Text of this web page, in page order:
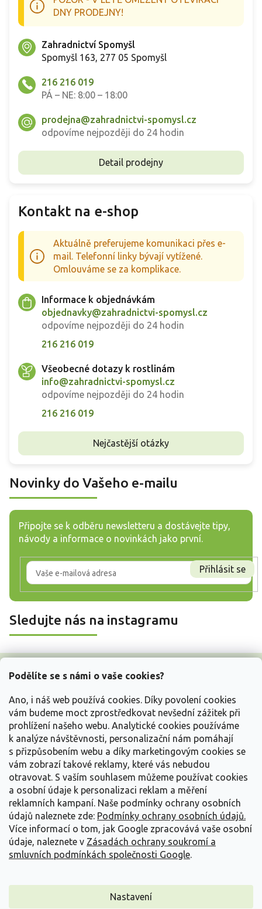
Podělíte se s námi o vaše cookies?
Ano, i náš web používá cookies. Díky povolení cookies
vám budeme moct zprostředkovat nevšední zážitek při
prohlížení našeho webu. Analytické cookies používáme
k analýze návštěvnosti, personalizační nám pomáhají
s přizpůsobením webu a díky marketingovým cookies se
vám zobrazí takové reklamy, které vás nebudou
otravovat. S vaším souhlasem můžeme používat cookies
a osobní údaje k personalizaci reklam a měření
reklamních kampaní. Naše podmínky ochrany osobních
údajů naleznete zde: Podmínky ochrany osobních údajů.
Více informací o tom, jak Google zpracovává vaše osobní
údaje, naleznete v Zásadách ochrany soukromí a
smluvních podmínkách společnosti Google.
Nastavení
DNY PRODEJNY!
Zahradnictví Spomyšl
Spomyšl 163, 277 05 Spomyšl
216 216 019
PÁ – NE: 8:00 – 18:00
prodejna@zahradnictvi-spomysl.cz
odpovíme nejpozději do 24 hodin
Detail prodejny
Kontakt na e-shop
Aktuálně preferujeme komunikaci přes e-
mail. Telefonní linky bývají vytížené.
Omlouváme se za komplikace.
Informace k objednávkám
objednavky@zahradnictvi-spomysl.cz
odpovíme nejpozději do 24 hodin
216 216 019
Všeobecné dotazy k rostlinám
info@zahradnictvi-spomysl.cz
odpovíme nejpozději do 24 hodin
216 216 019
Nejčastější otázky
Novinky do Vašeho e-mailu
Připojte se k odběru newsletteru a dostávejte tipy,
návody a informace o novinkách jako první.
Přihlásit se
Sledujte nás na instagramu
Z
Vše o nákupu
Informace pro Vás
Kontakujte nás